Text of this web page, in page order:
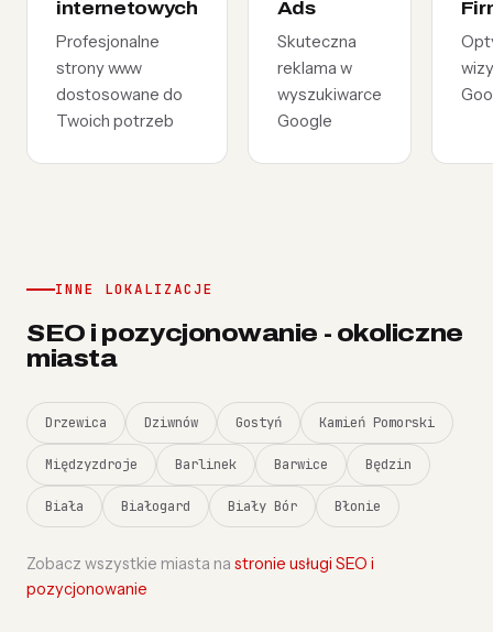
internetowych
Profesjonalne
strony www
dostosowane do
Twoich potrzeb
Ads
Skuteczna
reklama w
wyszukiwarce
Google
INNE LOKALIZACJE
SEO i pozycjonowanie - okoliczne
miasta
Drzewica Dziwnów Gostyń Kamień Pomorski
Międzyzdroje Barlinek Barwice Będzin
Biała Białogard Biały Bór Błonie
Zobacz wszystkie miasta na stronie usługi SEO i
pozycjonowanie